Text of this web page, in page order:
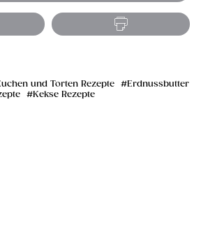
und Torten Rezepte
Erdnussbutter
Kekse Rezepte